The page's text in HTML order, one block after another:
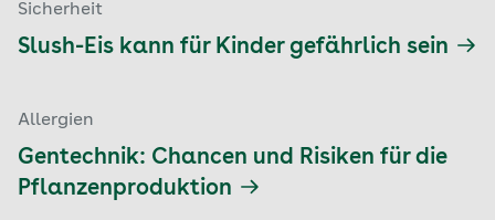
Sicherheit
Slush-Eis kann für Kinder gefährlich sein
Allergien
Gentechnik: Chancen und Risiken für die
Pflanzenproduktion